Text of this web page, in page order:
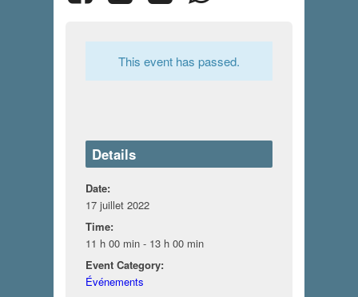
This event has passed.
Details
Date:
17 juillet 2022
Time:
11 h 00 min - 13 h 00 min
Event Category:
Événements